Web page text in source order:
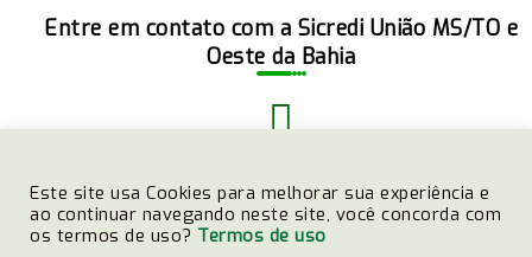
Entre em contato com a Sicredi União MS/TO e
Oeste da Bahia
(51)3358-4770
Este site usa Cookies para melhorar sua experiência e
ao continuar navegando neste site, você concorda com
os termos de uso? Termos de uso